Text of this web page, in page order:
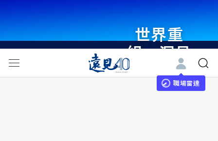
世界重
組・洞見
未來 與
世界領袖
職場雷達